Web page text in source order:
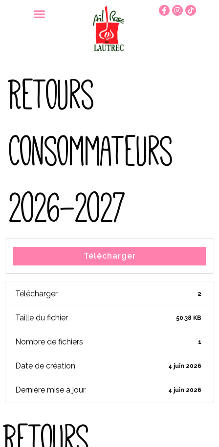
Retours
Consommateurs
2026-2027
Télécharger
Télécharger 2
Taille du fichier 50.38 KB
Nombre de fichiers 1
Date de création 4 juin 2026
Dernière mise à jour 4 juin 2026
Retours